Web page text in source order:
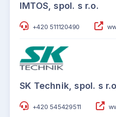
IMTOS, spol. s r.o.
+420 511120490
SK Technik, spol. s
+420 545429511